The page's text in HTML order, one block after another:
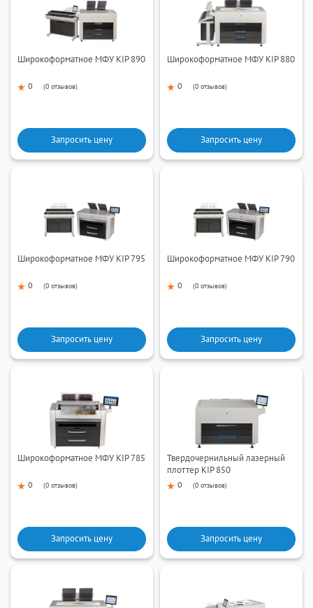
Широкоформатное МФУ KIP 890
0 (0 отзывов)
Запросить цену
Широкоформатное МФУ KIP 880
0 (0 отзывов)
Запросить цену
Широкоформатное МФУ KIP 795
0 (0 отзывов)
Запросить цену
Широкоформатное МФУ KIP 790
0 (0 отзывов)
Запросить цену
Широкоформатное МФУ KIP 785
0 (0 отзывов)
Запросить цену
Твердочернильный лазерный
плоттер KIP 850
0 (0 отзывов)
Запросить цену